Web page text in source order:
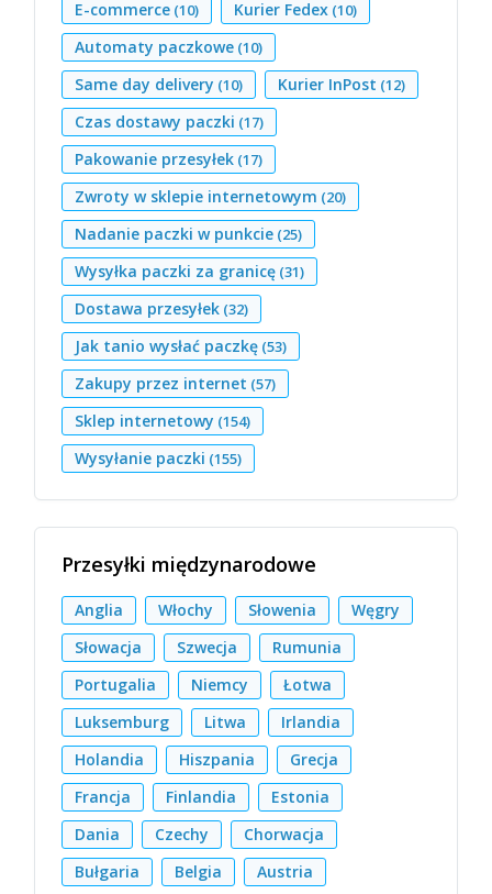
E-commerce (10) Kurier Fedex (10)
Automaty paczkowe (10)
Same day delivery (10) Kurier InPost (12)
Czas dostawy paczki (17)
Pakowanie przesyłek (17)
Zwroty w sklepie internetowym (20)
Nadanie paczki w punkcie (25)
Wysyłka paczki za granicę (31)
Dostawa przesyłek (32)
Jak tanio wysłać paczkę (53)
Zakupy przez internet (57)
Sklep internetowy (154)
Wysyłanie paczki (155)
Przesyłki międzynarodowe
Anglia Włochy Słowenia
Węgry
Słowacja
Szwecja
Rumunia
Portugalia
Niemcy
Łotwa
Luksemburg
Litwa
Irlandia
Holandia
Hiszpania
Grecja
Francja
Finlandia
Estonia
Dania
Czechy
Chorwacja
Bułgaria
Belgia
Austria